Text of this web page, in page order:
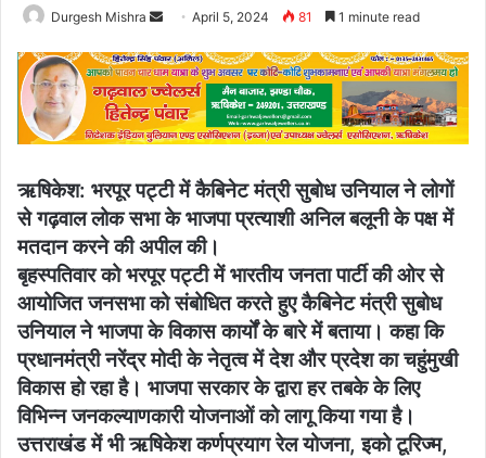
Durgesh Mishra
Send
email
April 5, 2024 81 1 minute read
ऋषिकेश: भरपूर पट्टी में कैबिनेट मंत्री सुबोध उनियाल ने लोगों
से गढ़वाल लोक सभा के भाजपा प्रत्याशी अनिल बलूनी के पक्ष में
मतदान करने की अपील की।
बृहस्पतिवार को भरपूर पट्टी में भारतीय जनता पार्टी की ओर से
आयोजित जनसभा को संबोधित करते हुए कैबिनेट मंत्री सुबोध
उनियाल ने भाजपा के विकास कार्यों के बारे में बताया। कहा कि
प्रधानमंत्री नरेंद्र मोदी के नेतृत्व में देश और प्रदेश का चहुंमुखी
विकास हो रहा है। भाजपा सरकार के द्वारा हर तबके के लिए
विभिन्न जनकल्याणकारी योजनाओं को लागू किया गया है।
उत्तराखंड में भी ऋषिकेश कर्णप्रयाग रेल योजना, इको टूरिज्म,